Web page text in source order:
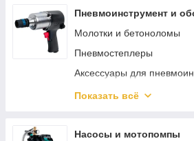
Пневмоинструмент и
Молотки и бетоноломы
Пневмостеплеры
Аксессуары для
Пневматический гайковерт
Пневмошлифмашины
Показать всё
Насосы и мотопомпы